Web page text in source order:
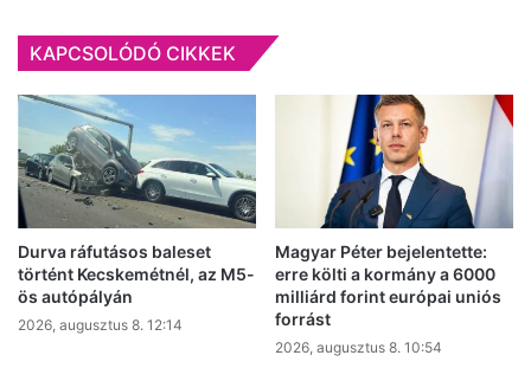
KAPCSOLÓDÓ CIKKEK
Durva ráfutásos baleset
történt Kecskemétnél, az M5-
ös autópályán
2026, augusztus 8. 12:14
Magyar Péter bejelentette:
erre költi a kormány a 6000
milliárd forint európai uniós
forrást
2026, augusztus 8. 10:54